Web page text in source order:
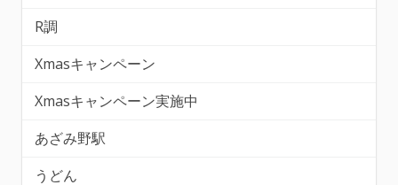
R調
Xmasキャンペーン
Xmasキャンペーン実施中
あざみ野駅
うどん